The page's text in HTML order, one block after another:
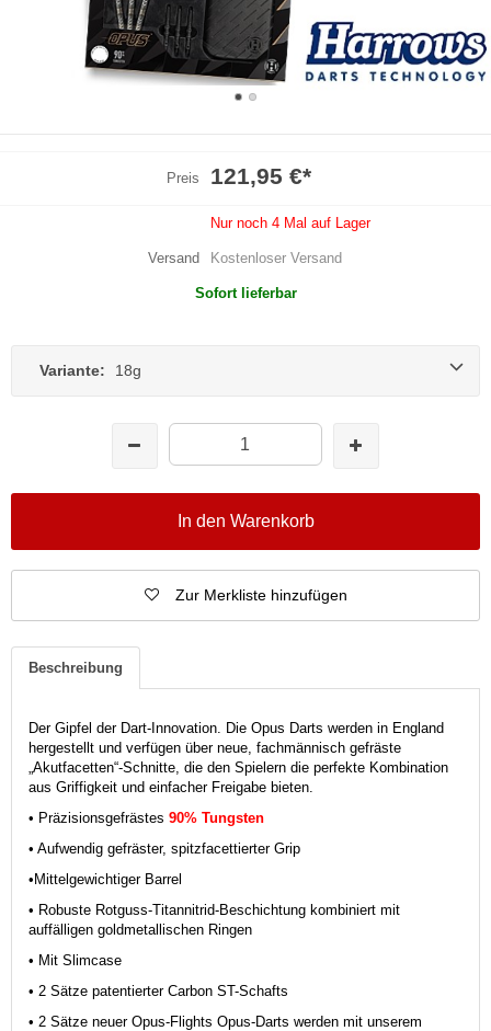
Preis 121,95 €*
Nur noch 4 Mal auf Lager
Versand Kostenloser Versand
Sofort lieferbar
Variante: 18g
In den Warenkorb
Zur Merkliste hinzufügen
Beschreibung
Der Gipfel der Dart-Innovation. Die Opus Darts werden in England
hergestellt und verfügen über neue, fachmännisch gefräste
„Akutfacetten“-Schnitte, die den Spielern die perfekte Kombination
aus Griffigkeit und einfacher Freigabe bieten.
• Präzisionsgefrästes 90% Tungsten
• Aufwendig gefräster, spitzfacettierter Grip
•Mittelgewichtiger Barrel
• Robuste Rotguss-Titannitrid-Beschichtung kombiniert mit
auffälligen goldmetallischen Ringen
• Mit Slimcase
• 2 Sätze patentierter Carbon ST-Schafts
• 2 Sätze neuer Opus-Flights Opus-Darts werden mit unserem